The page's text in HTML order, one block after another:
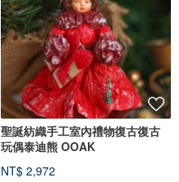
聖誕紡織手工室內禮物復古復古
玩偶泰迪熊 OOAK
NT$ 2,972